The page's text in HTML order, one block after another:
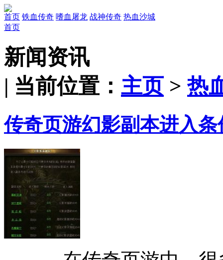
首页 铁血传奇 嗜血屠龙 战神传奇 热血沙城
首页
新闻资讯
| 当前位置： 主页> 热
传奇页游幻影副本进入